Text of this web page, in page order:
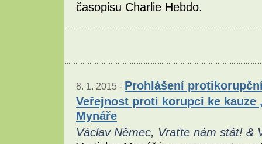
časopisu Charlie Hebdo.
8. 1. 2015 - Prohlášení
Veřejnost proti korupci ke kauze
Mynáře
Václav Němec, Vraťte nám stát! &